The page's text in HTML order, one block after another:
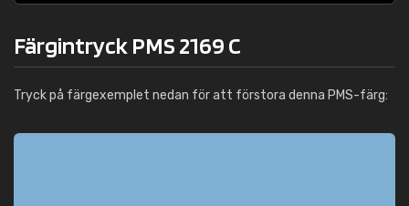
Färgintryck PMS 2169 C
Tryck på färgexemplet nedan för att förstora denna PMS-färg: